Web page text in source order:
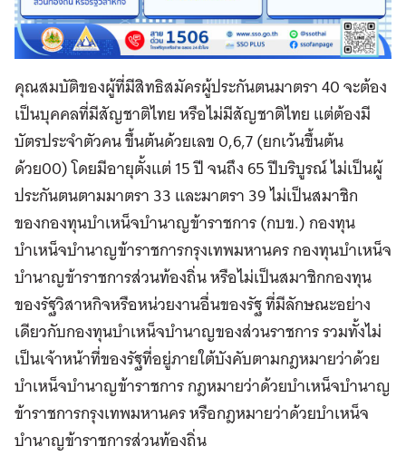
คุณสมบัติของผู้ที่มีสิทธิสมัครผู้ประกันตนมาตรา 40 จะต้อง
เป็นบุคคลที่มีสัญชาติไทย หรือไม่มีสัญชาติไทย แต่ต้องมี
บัตรประจำตัวคน ขึ้นต้นด้วยเลข 0,6,7 (ยกเว้นขึ้นต้น
ด้วย00) โดยมีอายุตั้งแต่ 15 ปี จนถึง 65 ปีบริบูรณ์ ไม่เป็นผู้
ประกันตนตามมาตรา 33 และมาตรา 39 ไม่เป็นสมาชิก
ของกองทุนบำเหน็จบำนาญข้าราชการ (กบข.) กองทุน
บำเหน็จบำนาญข้าราชการกรุงเทพมหานคร กองทุนบำเหน็จ
บำนาญข้าราชการส่วนท้องถิ่น หรือไม่เป็นสมาชิกกองทุน
ของรัฐวิสาหกิจหรือหน่วยงานอื่นของรัฐ ที่มีลักษณะอย่าง
เดียวกับกองทุนบำเหน็จบำนาญของส่วนราชการ รวมทั้งไม่
เป็นเจ้าหน้าที่ของรัฐที่อยู่ภายใต้บังคับตามกฎหมายว่าด้วย
บำเหน็จบำนาญข้าราชการ กฎหมายว่าด้วยบำเหน็จบำนาญ
ข้าราชการกรุงเทพมหานคร หรือกฎหมายว่าด้วยบำเหน็จ
บำนาญข้าราชการส่วนท้องถิ่น